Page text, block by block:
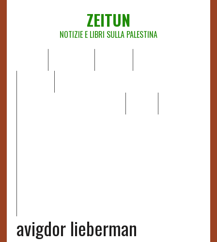
ZEITUN
NOTIZIE E LIBRI SULLA PALESTINA
avigdor lieberman